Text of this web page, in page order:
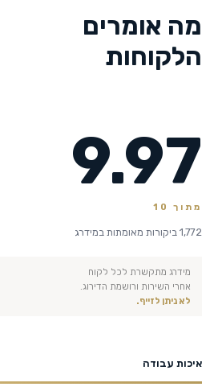
מה אומרים
הלקוחות
9.97
מתוך 10
1,772 ביקורות מאומתות במידרג
מידרג מתקשרת לכל לקוח
אחרי השירות ורושמת הדירוג.
לא ניתן לזייף.
איכות עבודה